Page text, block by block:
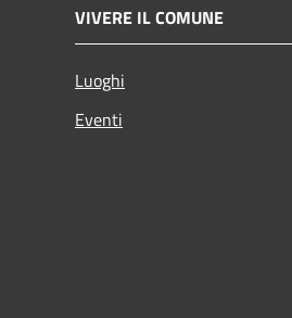
VIVERE IL COMUNE
Luoghi
Eventi